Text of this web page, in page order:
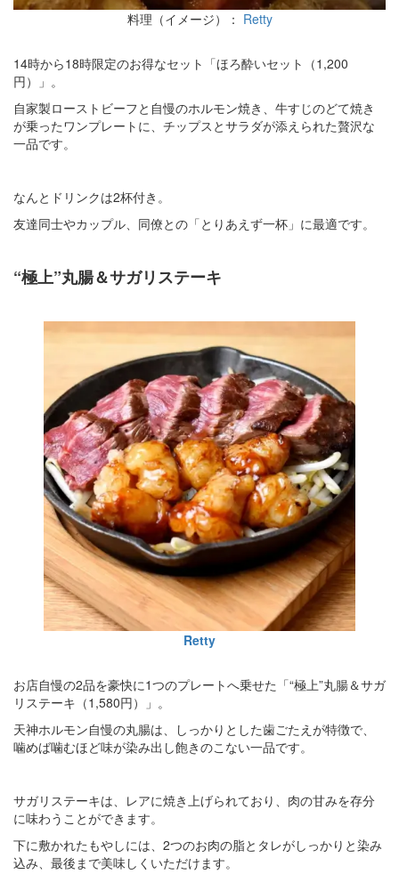
料理（イメージ）： Retty
14時から18時限定のお得なセット「ほろ酔いセット（1,200
円）」。
自家製ローストビーフと自慢のホルモン焼き、牛すじのどて焼き
が乗ったワンプレートに、チップスとサラダが添えられた贅沢な
一品です。
なんとドリンクは2杯付き。
友達同士やカップル、同僚との「とりあえず一杯」に最適です。
“極上”丸腸＆サガリステーキ
Retty
お店自慢の2品を豪快に1つのプレートへ乗せた「“極上”丸腸＆サガ
リステーキ（1,580円）」。
天神ホルモン自慢の丸腸は、しっかりとした歯ごたえが特徴で、
噛めば噛むほど味が染み出し飽きのこない一品です。
サガリステーキは、レアに焼き上げられており、肉の甘みを存分
に味わうことができます。
下に敷かれたもやしには、2つのお肉の脂とタレがしっかりと染み
込み、最後まで美味しくいただけます。